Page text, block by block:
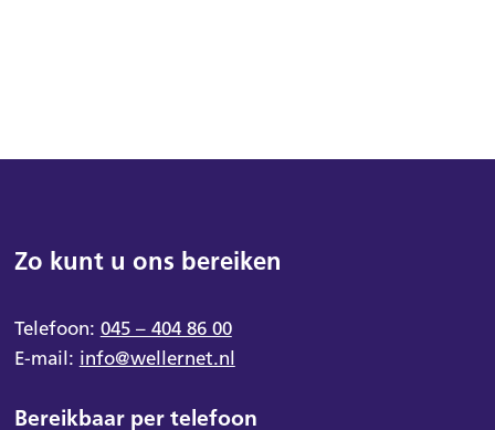
Zo kunt u ons bereiken
Telefoon: 045 – 404 86 00
E-mail: info@wellernet.nl
Bereikbaar per telefoon